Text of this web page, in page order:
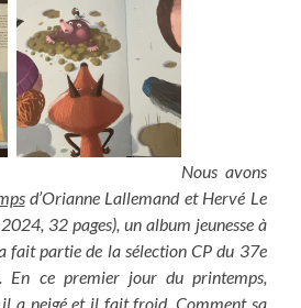
Nous avons
d’Orianne Lallemand et Hervé Le
32 pages), un album jeunesse à
fait partie de la sélection CP du 37e
En ce premier jour du printemps,
il a neigé et il fait froid. Comment sa